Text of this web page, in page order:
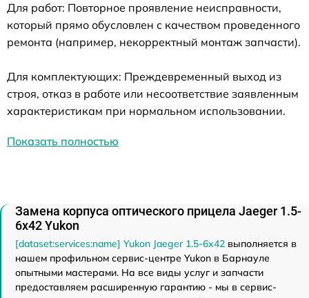
Для работ: Повторное проявление неисправности,
который прямо обусловлен с качеством проведенного
ремонта (например, некорректный монтаж запчасти).
Для комплектующих: Преждевременный выход из
строя, отказ в работе или несоответствие заявленным
характеристикам при нормальном использовании.
Показать полностью
Замена корпуса оптического прицела Jaeger 1.5-
6x42 Yukon
[dataset:services:name] Yukon Jaeger 1.5-6x42 выполняется в
нашем профильном сервис-центре Yukon в Барнауле
опытными мастерами. На все виды услуг и запчасти
предоставляем расширенную гарантию - мы в сервис-